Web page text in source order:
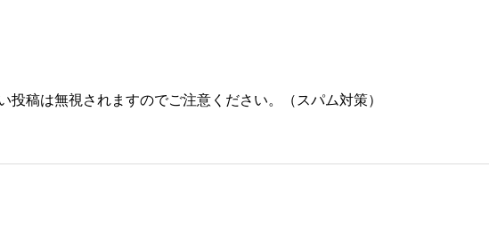
投稿は無視されますのでご注意ください。（スパム対策）